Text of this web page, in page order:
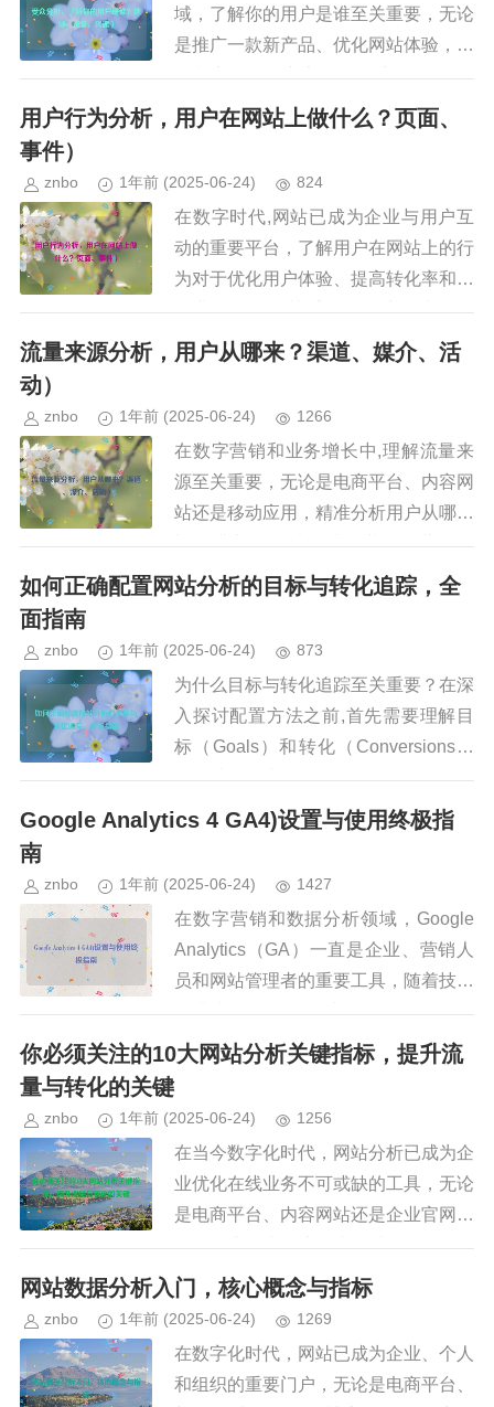
域，了解你的用户是谁至关重要，无论
是推广一款新产品、优化网站体验，还
是制定精准的广告策略，受众分析（A
udience Analysis）都是成功的关键，
用户行为分析，用户在网站上做什么？页面、
事件）
znbo 1年前 (2025-06-24) 824
在数字时代,网站已成为企业与用户互
动的重要平台，了解用户在网站上的行
为对于优化用户体验、提高转化率和实
现业务目标至关重要，用户行为分析
（User Behavior Analytics, UBA）是
流量来源分析，用户从哪来？渠道、媒介、活
动）
znbo 1年前 (2025-06-24) 1266
在数字营销和业务增长中,理解流量来
源至关重要，无论是电商平台、内容网
站还是移动应用，精准分析用户从哪些
渠道进入，可以帮助企业优化营销策
略、提高转化率并降低获客成本，本文
如何正确配置网站分析的目标与转化追踪，全
面指南
znbo 1年前 (2025-06-24) 873
为什么目标与转化追踪至关重要？在深
入探讨配置方法之前,首先需要理解目
标（Goals）和转化（Conversions）
在网站分析中的作用，1 什么是目标和
转化？目标（Goals）：指用户在网站
Google Analytics 4 GA4)设置与使用终极指
南
znbo 1年前 (2025-06-24) 1427
在数字营销和数据分析领域，Google
Analytics（GA）一直是企业、营销人
员和网站管理者的重要工具，随着技术
的进步，Google 推出了 Google Analy
tics 4 (GA4)，取...
你必须关注的10大网站分析关键指标，提升流
量与转化的关键
znbo 1年前 (2025-06-24) 1256
在当今数字化时代，网站分析已成为企
业优化在线业务不可或缺的工具，无论
是电商平台、内容网站还是企业官网，
了解用户行为、流量来源以及转化路径
是提升用户体验和商业价值的关键，面
网站数据分析入门，核心概念与指标
znbo 1年前 (2025-06-24) 1269
在数字化时代，网站已成为企业、个人
和组织的重要门户，无论是电商平台、